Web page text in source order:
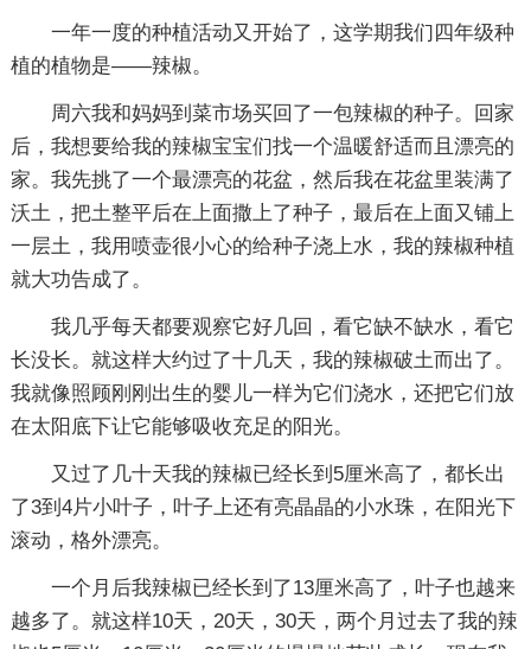
一年一度的种植活动又开始了，这学期我们四年级种
植的植物是——辣椒。
周六我和妈妈到菜市场买回了一包辣椒的种子。回家
后，我想要给我的辣椒宝宝们找一个温暖舒适而且漂亮的
家。我先挑了一个最漂亮的花盆，然后我在花盆里装满了
沃土，把土整平后在上面撒上了种子，最后在上面又铺上
一层土，我用喷壶很小心的给种子浇上水，我的辣椒种植
就大功告成了。
我几乎每天都要观察它好几回，看它缺不缺水，看它
长没长。就这样大约过了十几天，我的辣椒破土而出了。
我就像照顾刚刚出生的婴儿一样为它们浇水，还把它们放
在太阳底下让它能够吸收充足的阳光。
又过了几十天我的辣椒已经长到5厘米高了，都长出
了3到4片小叶子，叶子上还有亮晶晶的小水珠，在阳光下
滚动，格外漂亮。
一个月后我辣椒已经长到了13厘米高了，叶子也越来
越多了。就这样10天，20天，30天，两个月过去了我的辣